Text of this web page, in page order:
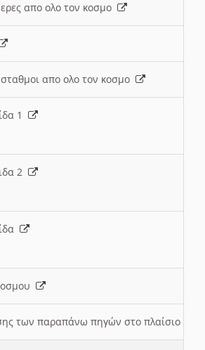
απο ολο τον κοσμο
απο ολο τον κοσμο
1
2
των παραπάνω πηγών στο πλαίσιο